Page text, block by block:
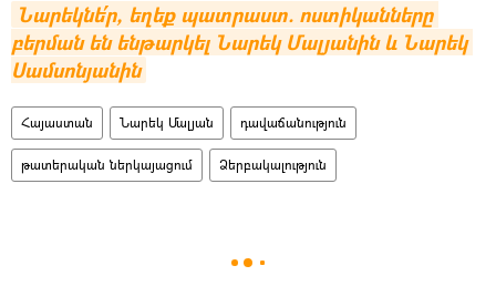
Նարեկնե՛ր, եղեք պատրաստ. ոստիկանները
բերման են ենթարկել Նարեկ Մալյանին և Նարեկ
Սամսոնյանին
Հայաստան Նարեկ Մալյան դավաճանություն
թատերական ներկայացում Ձերբակալություն